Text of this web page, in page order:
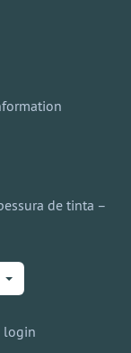
de tinta –
login